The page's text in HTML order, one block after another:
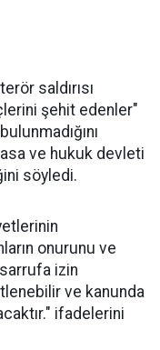
saldırısı
şehit edenler"
ve hukuk devleti
söyledi.
onurunu ve
izin
ve kanunda
ifadelerini